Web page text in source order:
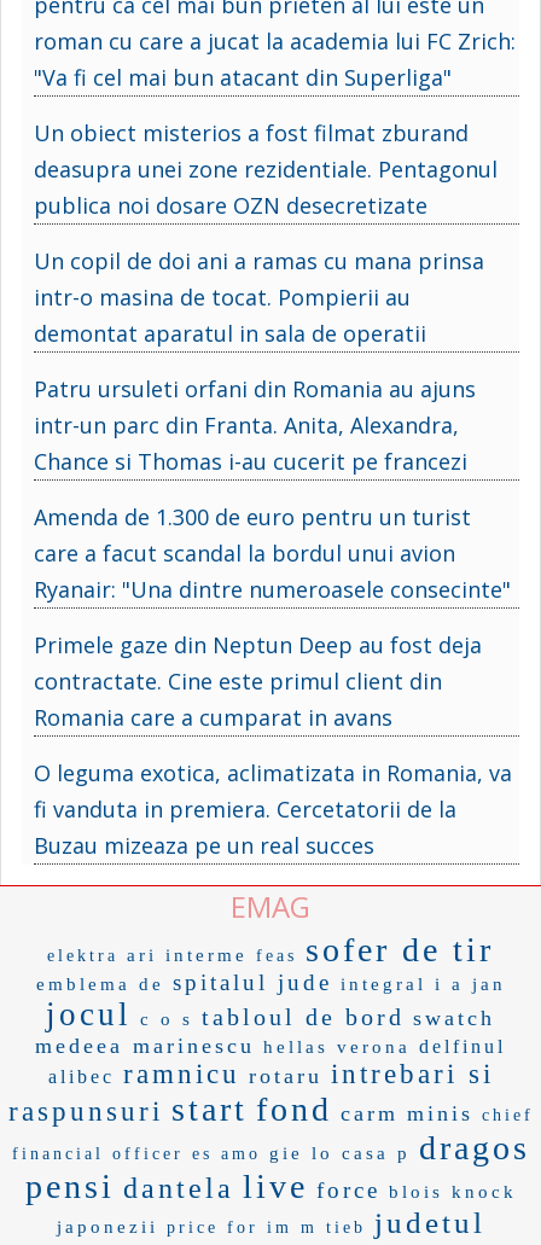
roman cu care a jucat la academia lui FC Zrich:
"Va fi cel mai bun atacant din Superliga"
Un obiect misterios a fost filmat zburand
deasupra unei zone rezidentiale. Pentagonul
publica noi dosare OZN desecretizate
Un copil de doi ani a ramas cu mana prinsa
intr-o masina de tocat. Pompierii au
demontat aparatul in sala de operatii
Patru ursuleti orfani din Romania au ajuns
intr-un parc din Franta. Anita, Alexandra,
Chance si Thomas i-au cucerit pe francezi
Amenda de 1.300 de euro pentru un turist
care a facut scandal la bordul unui avion
Ryanair: "Una dintre numeroasele consecinte"
Primele gaze din Neptun Deep au fost deja
contractate. Cine este primul client din
Romania care a cumparat in avans
O leguma exotica, aclimatizata in Romania, va
fi vanduta in premiera. Cercetatorii de la
Buzau mizeaza pe un real succes
EMAG
elektra ari interme feas sofer de tir
emblema de spitalul jude integral i a jan
jocul c o s tabloul de bord swatch
medeea marinescu
hellas verona
delfinul
alibec ramnicu rotaru intrebari si
raspunsuri start fond carm minis chief
financial officer es amo gie lo casa p
dragos
pensi dantela live force blois
knock
japonezii
price for im m tieb
judetul